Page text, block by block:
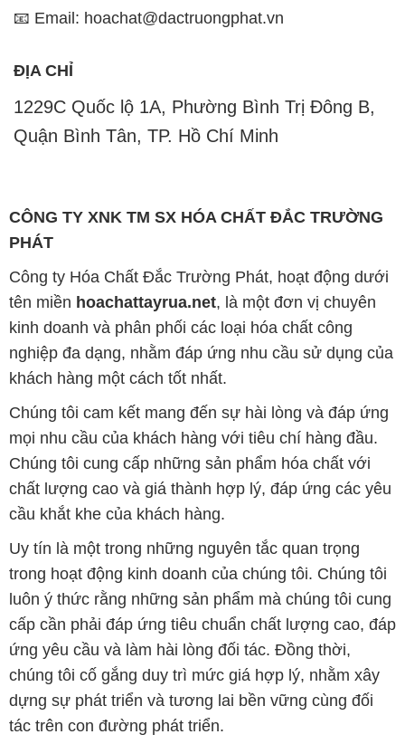
📧 Email: hoachat@dactruongphat.vn
ĐỊA CHỈ
1229C Quốc lộ 1A, Phường Bình Trị Đông B,
Quận Bình Tân, TP. Hồ Chí Minh
CÔNG TY XNK TM SX HÓA CHẤT ĐẮC TRƯỜNG
PHÁT
Công ty Hóa Chất Đắc Trường Phát, hoạt động dưới
tên miền hoachattayrua.net, là một đơn vị chuyên
kinh doanh và phân phối các loại hóa chất công
nghiệp đa dạng, nhằm đáp ứng nhu cầu sử dụng của
khách hàng một cách tốt nhất.
Chúng tôi cam kết mang đến sự hài lòng và đáp ứng
mọi nhu cầu của khách hàng với tiêu chí hàng đầu.
Chúng tôi cung cấp những sản phẩm hóa chất với
chất lượng cao và giá thành hợp lý, đáp ứng các yêu
cầu khắt khe của khách hàng.
Uy tín là một trong những nguyên tắc quan trọng
trong hoạt động kinh doanh của chúng tôi. Chúng tôi
luôn ý thức rằng những sản phẩm mà chúng tôi cung
cấp cần phải đáp ứng tiêu chuẩn chất lượng cao, đáp
ứng yêu cầu và làm hài lòng đối tác. Đồng thời,
chúng tôi cố gắng duy trì mức giá hợp lý, nhằm xây
dựng sự phát triển và tương lai bền vững cùng đối
tác trên con đường phát triển.